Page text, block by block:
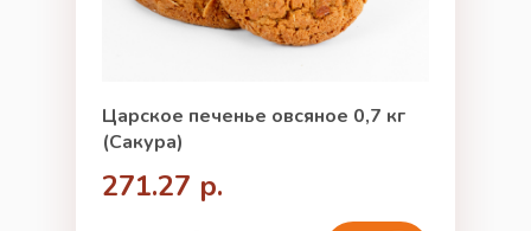
Царское печенье овсяное 0,7 кг
(Сакура)
271.27 р.